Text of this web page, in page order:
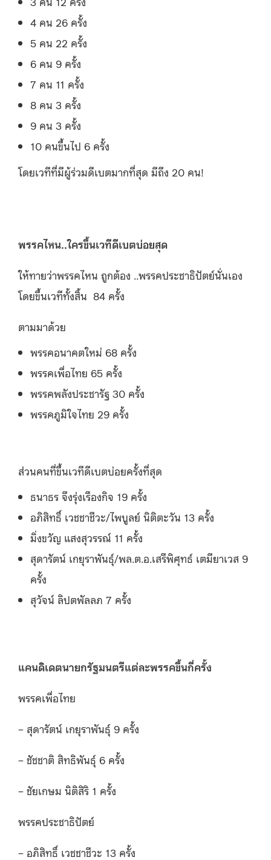
4 คน 26 ครั้ง
5 คน 22 ครั้ง
6 คน 9 ครั้ง
7 คน 11 ครั้ง
8 คน 3 ครั้ง
9 คน 3 ครั้ง
10 คนขึ้นไป 6 ครั้ง
โดยเวทีที่มีผู้ร่วมดีเบตมากที่สุด มีถึง 20 คน!
พรรคไหน..ใครขึ้นเวทีดีเบตบ่อยสุด
ให้ทายว่าพรรคไหน ถูกต้อง ..พรรคประชาธิปัตย์นั่นเอง
โดยขึ้นเวทีทั้งสิ้น 84 ครั้ง
ตามมาด้วย
พรรคอนาคตใหม่ 68 ครั้ง
พรรคเพื่อไทย 65 ครั้ง
พรรคพลังประชารัฐ 30 ครั้ง
พรรคภูมิใจไทย 29 ครั้ง
ส่วนคนที่ขึ้นเวทีดีเบตบ่อยครั้งที่สุด
ธนาธร จึงรุ่งเรืองกิจ 19 ครั้ง
อภิสิทธิ์ เวชชาชีวะ/ไพบูลย์ นิติตะวัน 13 ครั้ง
มิ่งขวัญ แสงสุวรรณ์ 11 ครั้ง
สุดารัตน์ เกยุราพันธุ์/พล.ต.อ.เสรีพิศุทธ์ เตมียาเวส 9
ครั้ง
สุวัจน์ ลิปตพัลลภ 7 ครั้ง
แคนดิเดตนายกรัฐมนตรีแต่ละพรรคขึ้นกี่ครั้ง
พรรคเพื่อไทย
– สุดารัตน์ เกยุราพันธุ์ 9 ครั้ง
– ชัชชาติ สิทธิพันธุ์ 6 ครั้ง
– ชัยเกษม นิติสิริ 1 ครั้ง
พรรคประชาธิปัตย์
– อภิสิทธิ์ เวชชาชีวะ 13 ครั้ง